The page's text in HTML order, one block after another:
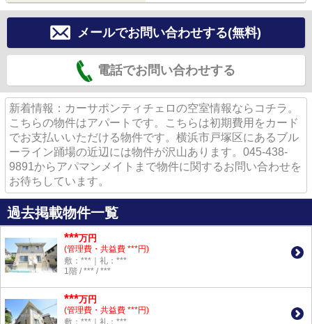
メールでお問い合わせする(無料)
電話でお問い合わせする
新着情報：カーサポンティチェロの空室情報ならコチラ。
こちらの物件はアパートです。こちらは初期費用をカード
でお支払いいただける物件です。横浜市戸塚区にあるブル
ーライン踊場の近辺には物件が沢山あります。045-438-
9891からアパマンメイトまで物件に関するお問い合わせを
お待ちしています。
過去掲載物件一覧
***万円
(管理費・共益費 ***円)
敷：***｜礼：***
1階 / *** / ***
***万円
(管理費・共益費 ***円)